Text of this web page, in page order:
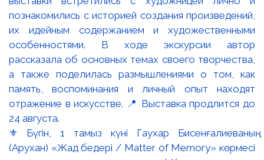
⚜️ Бүгін, 1 тамыз күні Гаухар Бисенғалиеваның
(Арухан) «Жад бедері / Matter of Memory» көрмесі